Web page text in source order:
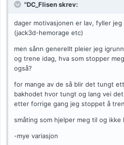
"DC_Flisen skrev:
dager motivasjonen er lav, fyller
(jack3d-hemorage etc)
men sånn generellt pleier jeg
og trene idag, hva som stopper
også?
for mange av de så blir det tungt
bakhodet hvor tungt og lang vei
etter forrige gang jeg stoppet å
småting som hjelper meg til og
-mye variasjon